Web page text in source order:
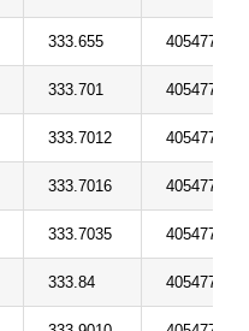
333.655
333.701
333.7012
333.7016
333.7035
333.84